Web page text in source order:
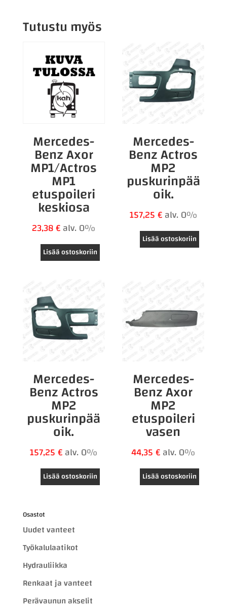
Tutustu myös
Mercedes-
Benz Axor
MP1/Actros
MP1
etuspoileri
keskiosa
23,38€alv. 0%
Lisää ostoskoriin
Mercedes-
Benz Actros
MP2
puskurinpää
oik.
157,25€alv. 0%
Lisää ostoskoriin
Mercedes-
Benz Actros
MP2
puskurinpää
oik.
157,25€alv. 0%
Lisää ostoskoriin
Mercedes-
Benz Axor
MP2
etuspoileri
vasen
44,35€alv. 0%
Lisää ostoskoriin
Osastot
Uudet vanteet
Työkalulaatikot
Hydrauliikka
Renkaat ja vanteet
Perävaunun akselit